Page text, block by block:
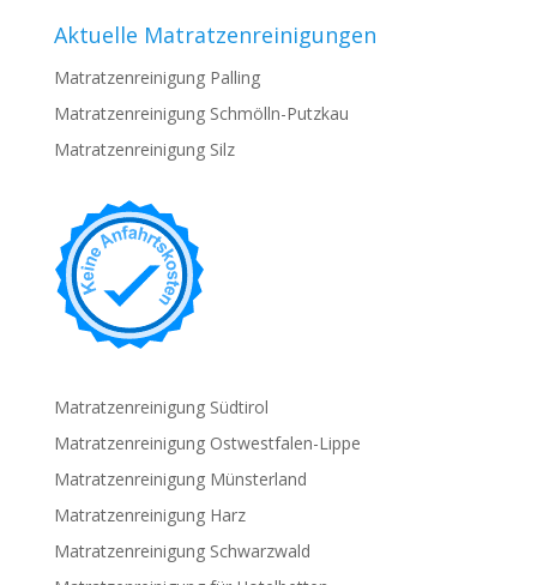
Aktuelle Matratzenreinigungen
Matratzenreinigung Palling
Matratzenreinigung Schmölln-Putzkau
Matratzenreinigung Silz
Matratzenreinigung Südtirol
Matratzenreinigung Ostwestfalen-Lippe
Matratzenreinigung Münsterland
Matratzenreinigung Harz
Matratzenreinigung Schwarzwald